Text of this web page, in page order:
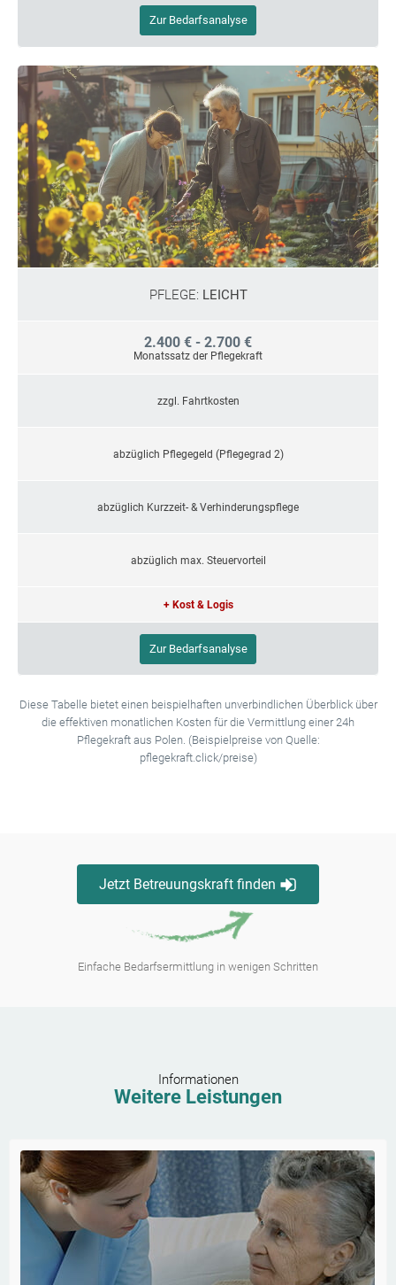
Zur Bedarfsanalyse
PFLEGE: LEICHT
2.400 € - 2.700 €
Monatssatz der Pflegekraft
zzgl. Fahrtkosten
abzüglich Pflegegeld (Pflegegrad 2)
abzüglich Kurzzeit- & Verhinderungspflege
abzüglich max. Steuervorteil
+ Kost & Logis
Zur Bedarfsanalyse
Diese Tabelle bietet einen beispielhaften unverbindlichen Überblick über
die effektiven monatlichen Kosten für die Vermittlung einer 24h
Pflegekraft aus Polen. (Beispielpreise von Quelle:
pflegekraft.click/preise)
Jetzt Betreuungskraft finden
Einfache Bedarfsermittlung in wenigen Schritten
Informationen
Weitere Leistungen